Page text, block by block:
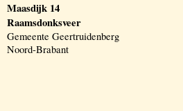
Maasdijk 14
Raamsdonksveer
Gemeente Geertruidenberg
Noord-Brabant